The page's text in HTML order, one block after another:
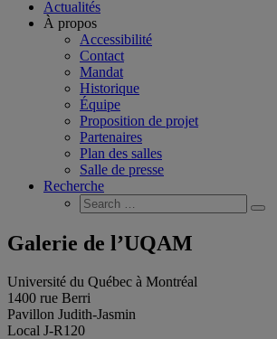
Actualités
À propos
Accessibilité
Contact
Mandat
Historique
Équipe
Proposition de projet
Partenaires
Plan des salles
Salle de presse
Recherche
Search
for:
Galerie de l’UQAM
Université du Québec à Montréal
1400 rue Berri
Pavillon Judith-Jasmin
Local J-R120